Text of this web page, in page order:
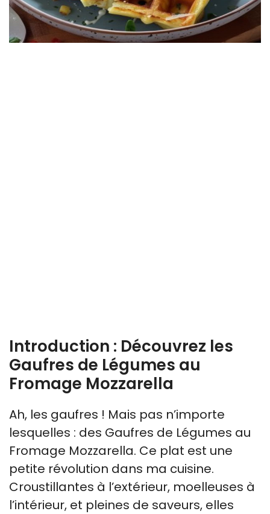
Introduction : Découvrez les
Gaufres de Légumes au
Fromage Mozzarella
Ah, les gaufres ! Mais pas n’importe
lesquelles : des Gaufres de Légumes au
Fromage Mozzarella. Ce plat est une
petite révolution dans ma cuisine.
Croustillantes à l’extérieur, moelleuses à
l’intérieur, et pleines de saveurs, elles